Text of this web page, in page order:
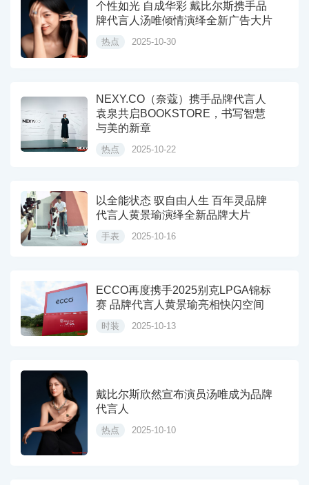
个性如光 自成华彩 戴比尔斯携手品
牌代言人汤唯倾情演绎全新广告大片
热点 2025-10-30
NEXY.CO（奈蔻）携手品牌代言人
袁泉共启BOOKSTORE，书写智慧
与美的新章
热点 2025-10-22
以全能状态 驭自由人生 百年灵品牌
代言人黄景瑜演绎全新品牌大片
手表 2025-10-16
ECCO再度携手2025别克LPGA锦标
赛 品牌代言人黄景瑜亮相快闪空间
时装 2025-10-13
戴比尔斯欣然宣布演员汤唯成为品牌
代言人
热点 2025-10-10